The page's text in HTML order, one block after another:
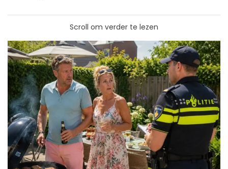
Scroll om verder te lezen